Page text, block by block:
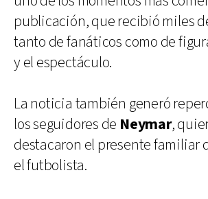
publicación, que recibió miles
tanto de fanáticos como de
y el espectáculo.
La noticia también generó
los seguidores de Neymar,
destacaron el presente familiar
el futbolista.